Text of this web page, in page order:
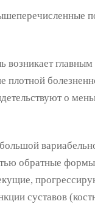
возникает
плотной
о
большой
обратные формы
суставов